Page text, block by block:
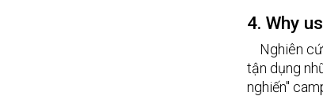
4. Why
Nghiên
tận dụng
nghiến"